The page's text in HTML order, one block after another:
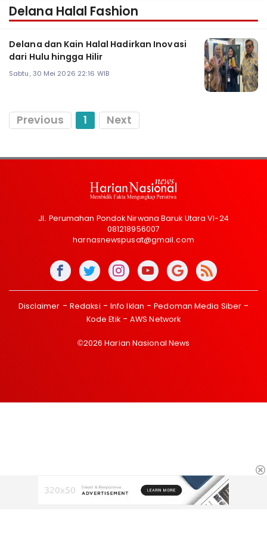
Delana Halal Fashion
Delana dan Kain Halal Hadirkan Inovasi
dari Hulu hingga Hilir
Sabtu, 30 Mei 2026 22:16 WIB
Previous 1 Next
Jl. Perumahan Pondok Nirwana Baruk Utara VI-24
081218956007
harnasnewspusat@gmail.com
Disclaimer Redaksi Info Iklan
Pedoman Media Siber
Kode Etik
AWS Network
©2026 Harian Nasional News